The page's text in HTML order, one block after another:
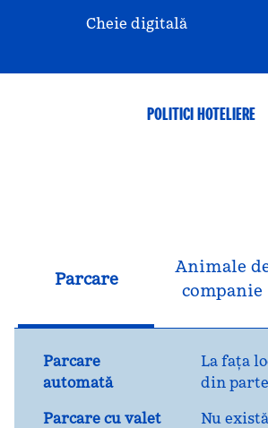
Cheie digitală
POLITICI HOTELIERE
Parcare
Animale
companie
Parcare
automată
La fața
din
Parcare cu valet
Nu există